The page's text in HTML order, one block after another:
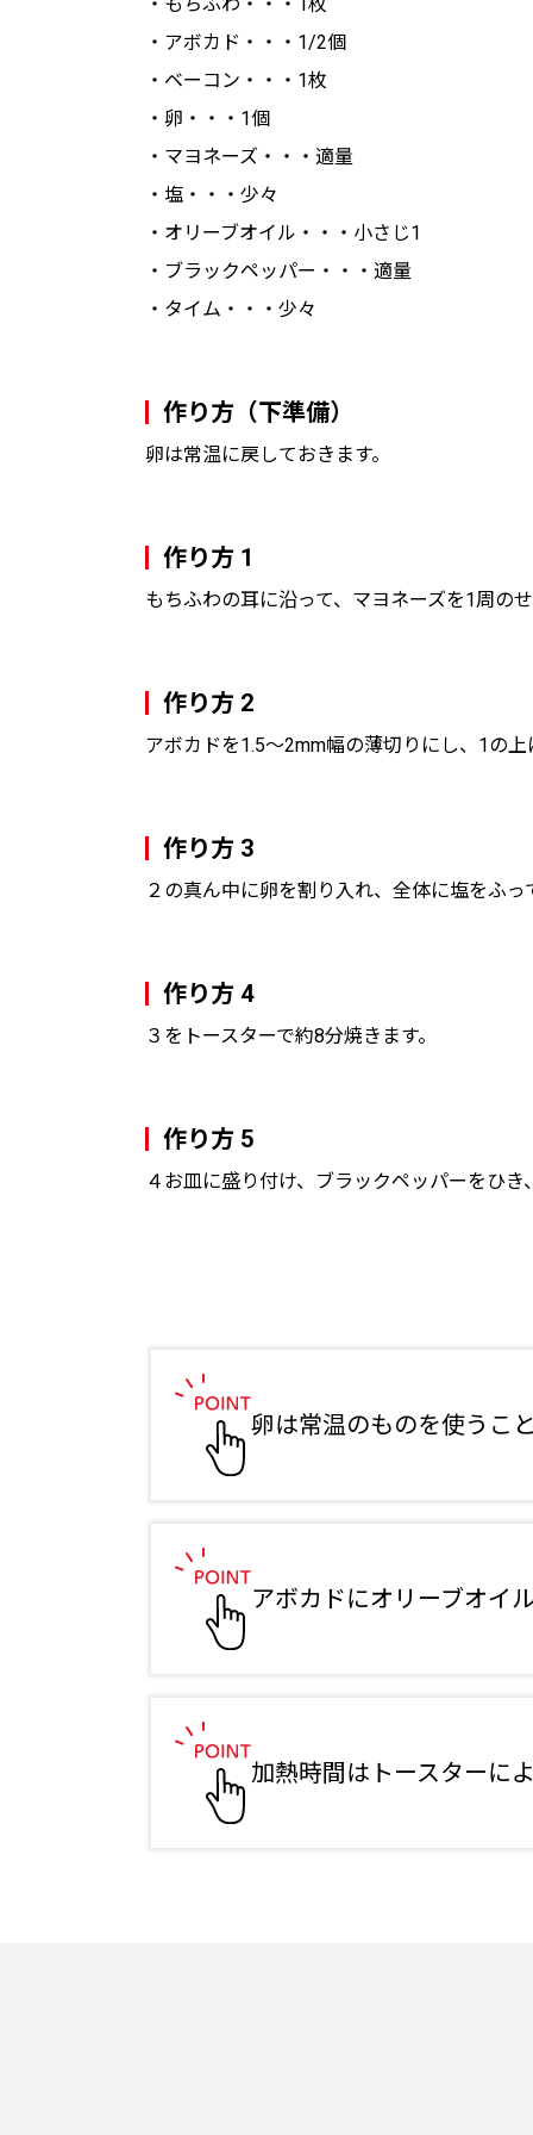
・アボカド・・・1/2個
・ベーコン・・・1枚
・卵・・・1個
・マヨネーズ・・・適量
・塩・・・少々
・オリーブオイル・・・小さじ1
・ブラックペッパー・・・適量
・タイム・・・少々
作り方（下準備）
卵は常温に戻しておきます。
作り方 1
もちふわの耳に沿って、マヨネーズを1周の
作り方 2
アボカドを1.5〜2mm幅の薄切りにし、1の
作り方 3
２の真ん中に卵を割り入れ、全体に塩をふ
作り方 4
３をトースターで約8分焼きます。
作り方 5
４お皿に盛り付け、ブラックペッパーをひき
卵は常温のものを使うこ
アボカドにオリーブオイ
加熱時間はトースターに